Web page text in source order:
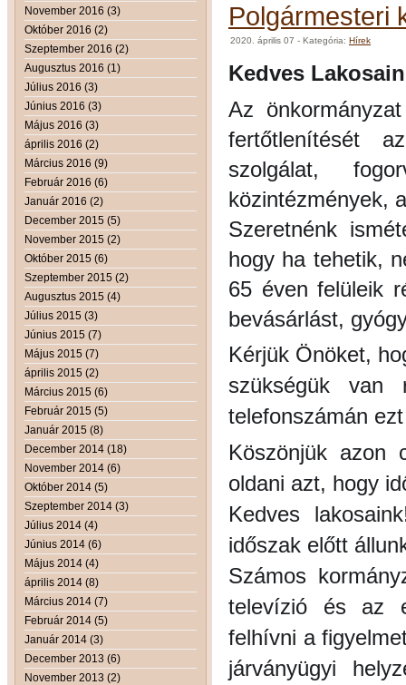
November 2016 (3)
Október 2016 (2)
Szeptember 2016 (2)
Augusztus 2016 (1)
Július 2016 (3)
Június 2016 (3)
Május 2016 (3)
április 2016 (2)
Március 2016 (9)
Február 2016 (6)
Január 2016 (2)
December 2015 (5)
November 2015 (2)
Október 2015 (6)
Szeptember 2015 (2)
Augusztus 2015 (4)
Július 2015 (3)
Június 2015 (7)
Május 2015 (7)
április 2015 (2)
Március 2015 (6)
Február 2015 (5)
Január 2015 (8)
December 2014 (18)
November 2014 (6)
Október 2014 (5)
Szeptember 2014 (3)
Július 2014 (4)
Június 2014 (6)
Május 2014 (4)
április 2014 (8)
Március 2014 (7)
Február 2014 (5)
Január 2014 (3)
December 2013 (6)
November 2013 (2)
Polgármesteri
2020. április 07 - Kategória: Hírek
Kedves
Az
fertőtlenítését
szolgálat,
közintézmények,
Szeretnénk
hogy ha tehetik,
65 éven felüleik
bevásárlást,
Kérjük Önöket,
szükségük van
telefonszámán
Köszönjük azon
oldani azt, hogy
Kedves
időszak előtt
Számos
televízió és az
felhívni a
járványügyi